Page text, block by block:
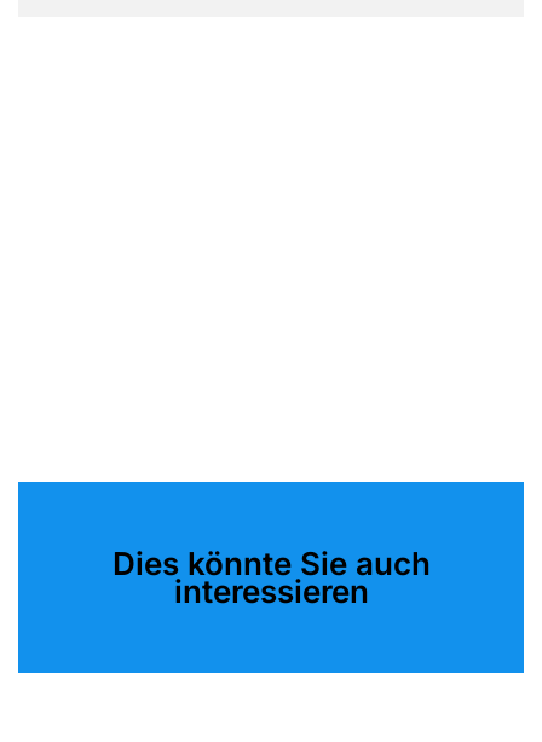
Dies könnte Sie auch
interessieren